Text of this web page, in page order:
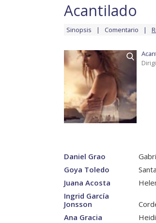
Acantilado
Sinopsis Comentario
Daniel Grao
Goya Toledo
Juana Acosta
Ingrid García
Jonsson
Ana Gracia